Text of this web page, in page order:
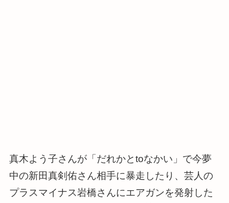
真木よう子さんが「だれかとtoなかい」で今夢
中の新田真剣佑さん相手に暴走したり、芸人の
プラスマイナス岩橋さんにエアガンを発射した